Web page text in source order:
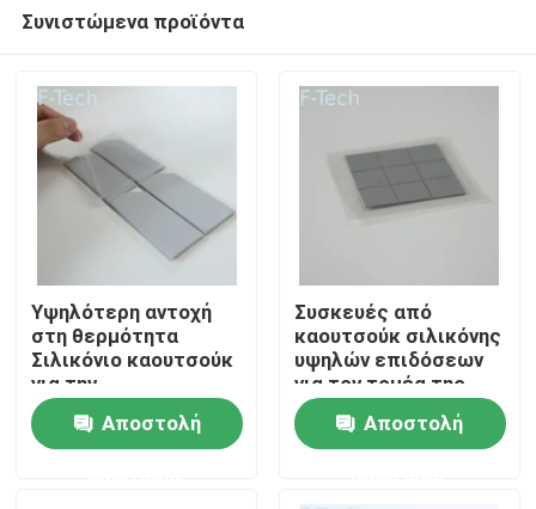
Σπίτι
Προϊόντα
Συνιστώμενα προϊόντα
Υψηλότερη αντοχή
στη θερμότητα
Σιλικόνιο καουτσούκ
για την
αυτοκινητοβιομηχανία
Αποστολή
Συσκευές από
καουτσούκ σιλικόνης
υψηλών επιδόσεων
για τον τομέα της
αυτοκινητοβιομηχανίας
Αποστολή